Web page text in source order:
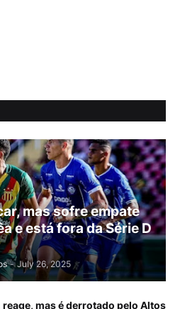
mas sofre empate
e está fora da Série D
- July 26, 2025
reage, mas é derrotado pelo Altos